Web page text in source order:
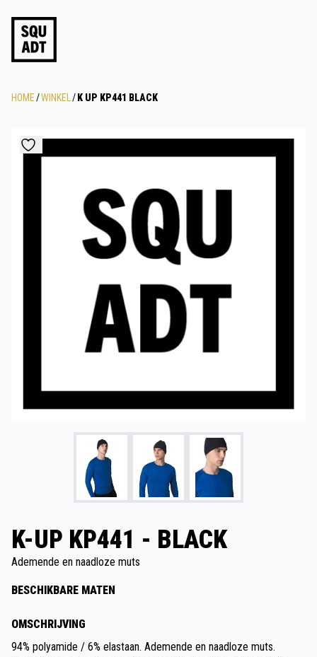
HOME/WINKEL / K UP KP441 BLACK
K-UP KP441 - BLACK
Ademende en naadloze muts
BESCHIKBARE MATEN
OMSCHRIJVING
94% polyamide / 6% elastaan. Ademende en naadloze muts.